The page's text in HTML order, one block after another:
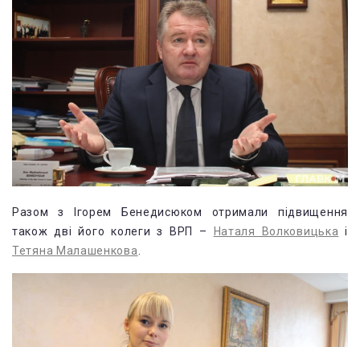
Разом з Ігорем Бенедисюком отримали підвищення
також дві його колеги з ВРП –
Наталя Волковицька і
Тетяна Малашенкова